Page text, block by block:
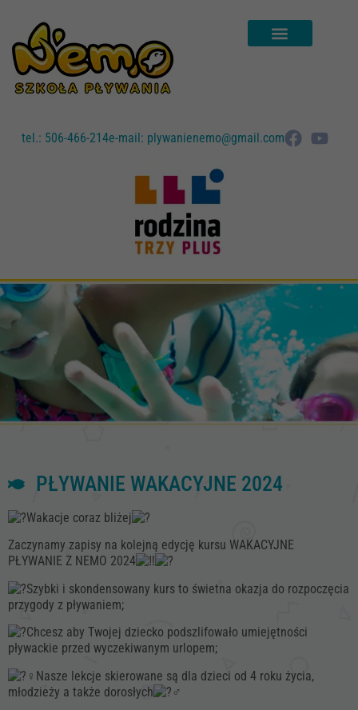
tel.: 506-466-214e-mail: plywanienemo@gmail.com
PŁYWANIE WAKACYJNE 2024
Wakacje coraz bliżej
Zaczynamy zapisy na kolejną edycję kursu WAKACYJNE
PŁYWANIE Z NEMO 2024
Szybki i skondensowany kurs to świetna okazja do rozpoczęcia
przygody z pływaniem;
Chcesz aby Twojej dziecko podszlifowało umiejętności
pływackie przed wyczekiwanym urlopem;
Nasze lekcje skierowane są dla dzieci od 4 roku życia,
młodzieży a także dorosłych